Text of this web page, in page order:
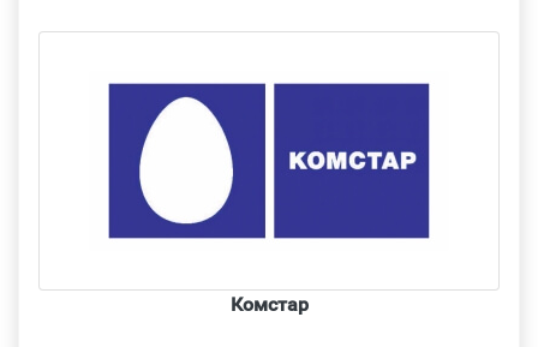
Комстар